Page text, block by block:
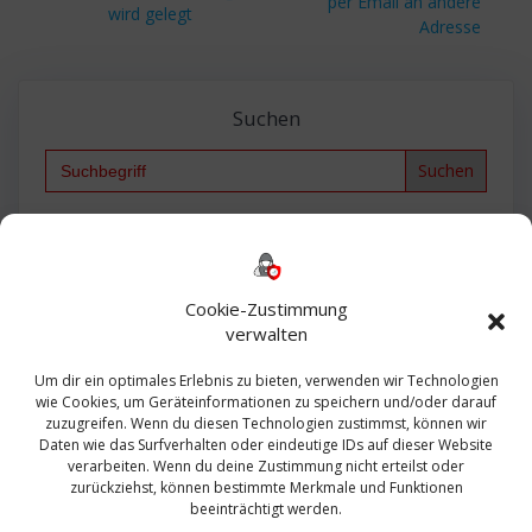
Cookie-Zustimmung
verwalten
Um dir ein optimales Erlebnis zu bieten, verwenden wir Technologien
wie Cookies, um Geräteinformationen zu speichern und/oder darauf
zuzugreifen. Wenn du diesen Technologien zustimmst, können wir
Daten wie das Surfverhalten oder eindeutige IDs auf dieser Website
verarbeiten. Wenn du deine Zustimmung nicht erteilst oder
zurückziehst, können bestimmte Merkmale und Funktionen
beeinträchtigt werden.
Beitrag:wird gelegt
Adresse
Suchen
Search
Bautagebuch
Exchange firewall Fritzbox
Microsoft
Sanierung SBS Security Server Sicherheit
Sicherung SIEM Sophos SSL Ubuntu
Update Upgrade UTM VCenter VCSA Veeam
VMWare VPN WAZUH Windows
Zertifikat